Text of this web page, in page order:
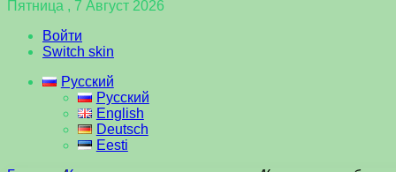
Пятница , 7 Август 2026
Войти
Switch skin
Русский
Русский
English
Deutsch
Eesti